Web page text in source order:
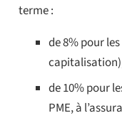
terme :
de 8% pour
de 10% pour
PME, à